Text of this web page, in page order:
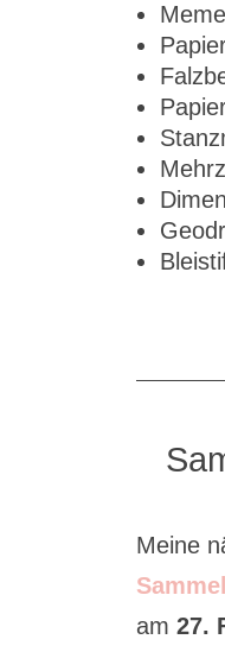
Meine
am 27.